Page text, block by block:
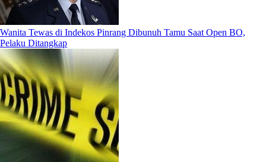
Wanita Tewas di Indekos Pinrang Dibunuh Tamu Saat Open BO,
Pelaku Ditangkap